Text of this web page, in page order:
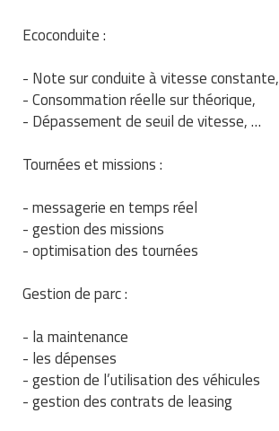
Ecoconduite :
- Note sur conduite à vitesse constante,
- Consommation réelle sur théorique,
- Dépassement de seuil de vitesse, …
Tournées et missions :
- messagerie en temps réel
- gestion des missions
- optimisation des tournées
Gestion de parc :
- la maintenance
- les dépenses
- gestion de l’utilisation des véhicules
- gestion des contrats de leasing